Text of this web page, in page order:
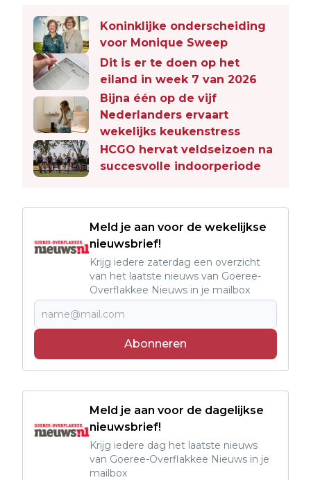
Koninklijke onderscheiding
voor Monique Sweep
Dit is er te doen op het
eiland in week 7 van 2026
Bijna één op de vijf
Nederlanders ervaart
wekelijks keukenstress
HCGO hervat veldseizoen na
succesvolle indoorperiode
Meld je aan voor de wekelijkse
nieuwsbrief!
Krijg iedere zaterdag een overzicht
van het laatste nieuws van Goeree-
Overflakkee Nieuws in je mailbox
Abonneren
Meld je aan voor de dagelijkse
nieuwsbrief!
Krijg iedere dag het laatste nieuws
van Goeree-Overflakkee Nieuws in je
mailbox